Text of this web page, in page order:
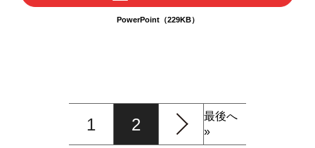
PowerPoint（229KB）
1 2
最後へ
»